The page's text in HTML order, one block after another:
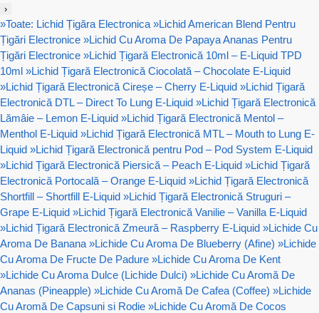
›
»Toate: Lichid Țigăra Electronica »Lichid American Blend Pentru
Țigări Electronice »Lichid Cu Aroma De Papaya Ananas Pentru
Țigări Electronice »Lichid Țigară Electronică 10ml – E-Liquid TPD
10ml »Lichid Țigară Electronică Ciocolată – Chocolate E-Liquid
»Lichid Țigară Electronică Cireșe – Cherry E-Liquid »Lichid Țigară
Electronică DTL – Direct To Lung E-Liquid »Lichid Țigară Electronică
Lămâie – Lemon E-Liquid »Lichid Țigară Electronică Mentol –
Menthol E-Liquid »Lichid Țigară Electronică MTL – Mouth to Lung E-
Liquid »Lichid Țigară Electronică pentru Pod – Pod System E-Liquid
»Lichid Țigară Electronică Piersică – Peach E-Liquid »Lichid Țigară
Electronică Portocală – Orange E-Liquid »Lichid Țigară Electronică
Shortfill – Shortfill E-Liquid »Lichid Țigară Electronică Struguri –
Grape E-Liquid »Lichid Țigară Electronică Vanilie – Vanilla E-Liquid
»Lichid Țigară Electronică Zmeură – Raspberry E-Liquid »Lichide Cu
Aroma De Banana »Lichide Cu Aroma De Blueberry (Afine) »Lichide
Cu Aroma De Fructe De Padure »Lichide Cu Aroma De Kent
»Lichide Cu Aroma Dulce (Lichide Dulci) »Lichide Cu Aromă De
Ananas (Pineapple) »Lichide Cu Aromă De Cafea (Coffee) »Lichide
Cu Aromă De Capsuni si Rodie »Lichide Cu Aromă De Cocos